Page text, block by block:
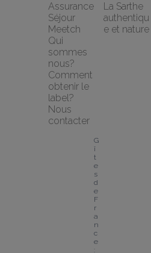
Assurance
Séjour
Meetch
Qui
sommes
nous?
Comment
obtenir le
label?
Nous
contacter
La Sarthe
authentiqu
e et nature
G
î
t
e
s
d
e
F
r
a
n
c
e
: